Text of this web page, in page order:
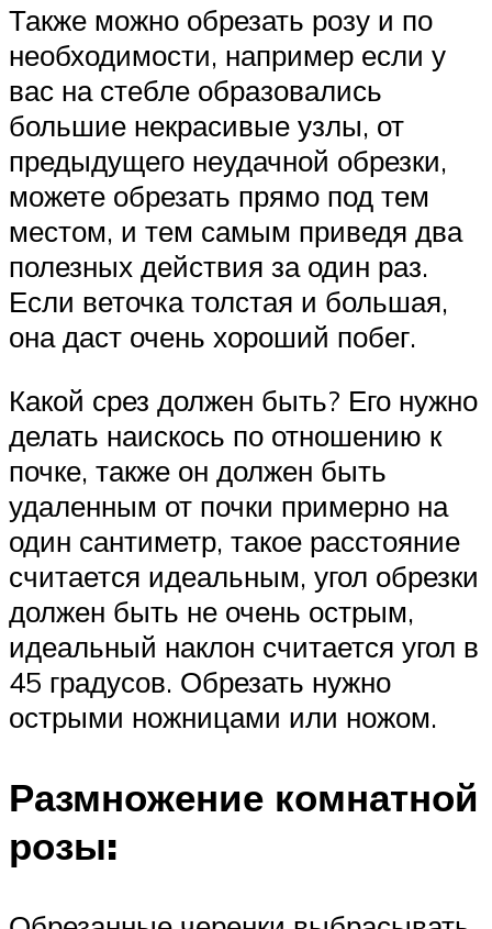
Также можно обрезать розу и по
необходимости, например если у
вас на стебле образовались
большие некрасивые узлы, от
предыдущего неудачной обрезки,
можете обрезать прямо под тем
местом, и тем самым приведя два
полезных действия за один раз.
Если веточка толстая и большая,
она даст очень хороший побег.
Какой срез должен быть? Его нужно
делать наискось по отношению к
почке, также он должен быть
удаленным от почки примерно на
один сантиметр, такое расстояние
считается идеальным, угол обрезки
должен быть не очень острым,
идеальный наклон считается угол в
45 градусов. Обрезать нужно
острыми ножницами или ножом.
Размножение комнатной
розы: